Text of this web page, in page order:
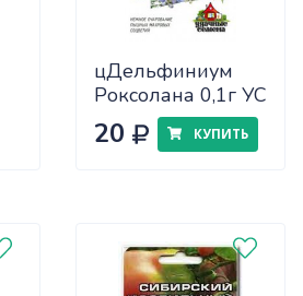
цДельфиниум
Роксолана 0,1г УС
20 КУПИТЬ